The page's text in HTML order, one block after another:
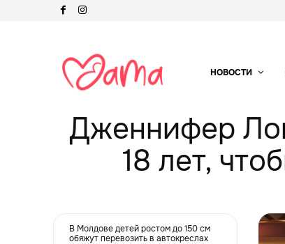
НОВОСТИ
Дженнифер
18 лет,
В Молдове детей ростом до 150 см
обяжут перевозить в автокреслах